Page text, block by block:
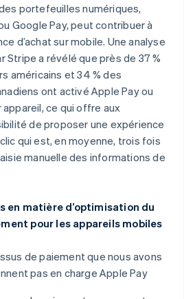
portefeuilles numériques,
Google Pay, peut contribuer à
d’achat sur mobile. Une analyse
Stripe a révélé que près de 37 %
américains et 34 % des
ont activé Apple Pay ou
appareil, ce qui offre aux
de proposer une expérience
qui est, en moyenne, trois fois
manuelle des informations de
en matière d’optimisation du
pour les appareils mobiles
de paiement que nous avons
pas en charge Apple Pay